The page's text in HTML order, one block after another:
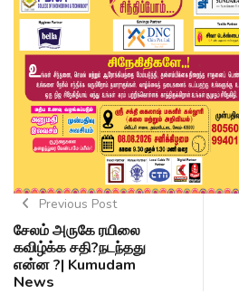
Previous Post
சேலம் அருகே ரயிலை
கவிழ்க்க சதி?நடந்தது
என்ன ?| Kumudam
News